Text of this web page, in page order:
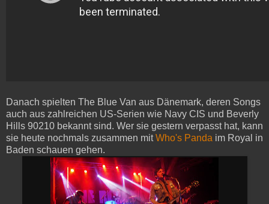
Danach spielten The Blue Van aus Dänemark, deren Songs
auch aus zahlreichen US-Serien wie Navy CIS und Beverly
Hills 90210 bekannt sind. Wer sie gestern verpasst hat, kann
sie heute nochmals zusammen mitWho's Panda im Royal in
Baden schauen gehen.